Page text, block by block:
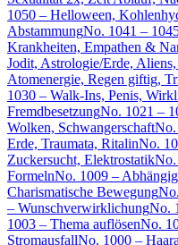
1050 – Helloween,
AbstammungNo. 1041 –
Krankheiten, Empathen &
Jodit, Astrologie/Erde,
Atomenergie, Regen giftig,
1030 – Walk-Ins, Penis,
FremdbesetzungNo. 1021 –
Wolken, SchwangerschaftNo.
Erde, Traumata, RitalinNo.
Zuckersucht, ElektrostatikNo.
FormelnNo. 1009 –
Charismatische Bewegung
– WunschverwirklichungNo.
1003 – Thema auflösenNo.
StromausfallNo. 1000 –